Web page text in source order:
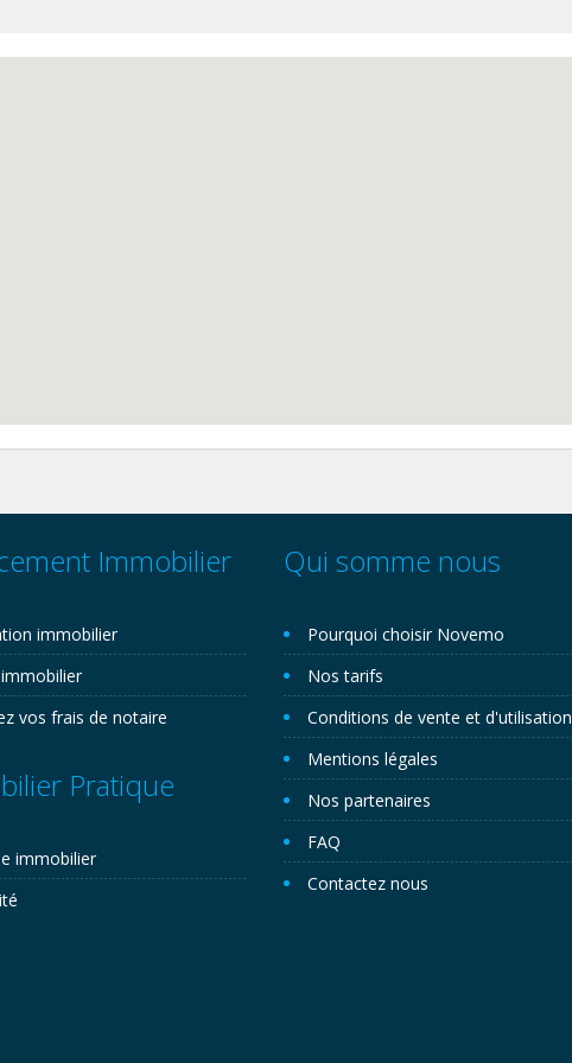
Immobilier
immobilier
vos frais de notaire
Pratique
immobilier
Qui somme nous
Pourquoi choisir Novemo
Nos tarifs
Conditions de vente et d'utilisation
Mentions légales
Nos partenaires
FAQ
Contactez nous